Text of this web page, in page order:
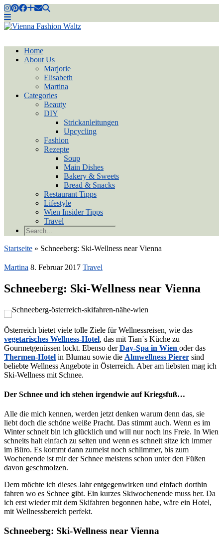
Home
About Us
Marjorie
Elisabeth
Martina
Categories
Beauty
DIY
Strickanleitungen
Upcycling
Fashion
Rezepte
Soup
Main Dishes
Bakery & Sweets
Bread & Snacks
Restaurant Tipps
Lifestyle
Wien Insider Tipps
Travel
Startseite » Schneeberg: Ski-Wellness near Vienna
Martina 8. Februar 2017 Travel
Schneeberg: Ski-Wellness near Vienna
Österreich bietet viele tolle Ziele für Wellnessreisen, wie das
vegetarisches Wellness-Hotel, das mit Tian´s Küche zu
Gourmetgenüssen lockt. Ebenso derDay-Spa in Wien oder das
Thermen-Hotel in Blumau sowie die Almwellness Pierer sind
beliebte Wellness Angebote in Österreich. Aber am liebsten mag ich
Ski-Wellness mit Schnee.
Der Schnee und ich stehen irgendwie auf Kriegsfuß…
Alle die mich kennen, werden jetzt denken warum denn das, sie
liebt doch die schöne weiße Pracht. Das stimmt auch. Wenn es im
Winter schneit bin ich glücklich und will nur noch ins Freie. In Wien
schneits halt einfach zu selten und wenn es schneit sitze ich immer
im Büro. Es kommt dann zumeist noch schlimmer, bis zum
Wochenende ist mir der Schnee meistens schon unter den Füßen
davon geschmolzen.
Dem möchte ich dieses Jahr entgegenwirken und einfach dorthin
fahren wo es Schnee gibt. Ein kurzes Skiwochenende muss her. Da
ich erst wieder mit dem Skifahren begonnen habe, wäre ein Hotel,
mit Wellnessbereich perfekt.
Schneeberg: Ski-Wellness near Vienna